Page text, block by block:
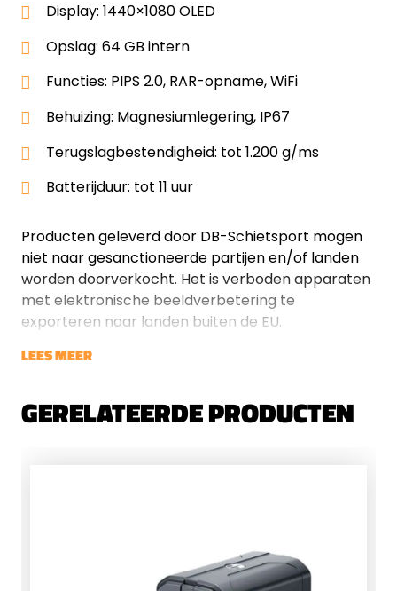
Display: 1440×1080 OLED
Opslag: 64 GB intern
Functies: PIPS 2.0, RAR-opname, WiFi
Behuizing: Magnesiumlegering, IP67
Terugslagbestendigheid: tot 1.200 g/ms
Batterijduur: tot 11 uur
Producten geleverd door DB-Schietsport mogen
niet naar gesanctioneerde partijen en/of landen
worden doorverkocht. Het is verboden apparaten
met elektronische beeldverbetering te
exporteren naar landen buiten de EU.
LEES MEER
GERELATEERDE PRODUCTEN